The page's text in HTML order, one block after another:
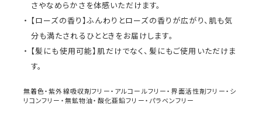
さやなめらかさを体感いただけます。
【ローズの香り】ふんわりとローズの香りが広がり、肌も気
分も満たされるひとときをお届けします。
【髪にも使用可能】肌だけでなく、髪にもご使用いただけま
す。
無着色・紫外線吸収剤フリー・アルコールフリー・界面活性剤フリー・シ
リコンフリー・無鉱物油・酸化亜鉛フリー・パラベンフリー